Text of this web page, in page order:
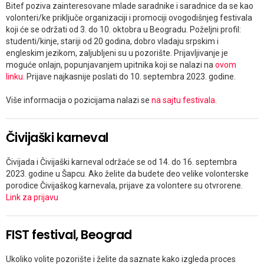
Bitef poziva zainteresovane mlade saradnike i saradnice da se kao
volonteri/ke priključe organizaciji i promociji ovogodišnjeg festivala
koji će se održati od 3. do 10. oktobra u Beogradu. Poželjni profil:
studenti/kinje, stariji od 20 godina, dobro vladaju srpskim i
engleskim jezikom, zaljubljeni su u pozorište. Prijavljivanje je
moguće onlajn, popunjavanjem upitnika koji se nalazi na ovom
linku . Prijave najkasnije poslati do 10. septembra 2023. godine.
Više informacija o pozicijama nalazi se na sajtu festivala
Čivijaški karneval
Čivijada i Čivijaški karneval održaće se od 14. do 16. septembra
2023. godine u Šapcu. Ako želite da budete deo velike volonterske
porodice Čivijaškog karnevala, prijave za volontere su otvrorene.
Link za prijavu
FIST festival, Beograd
Ukoliko volite pozorište i želite da saznate kako izgleda proces